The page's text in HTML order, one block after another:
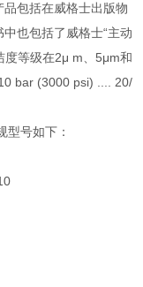
包括在威格士出版物
也包括了威格士“主动
度等级在2μ m、5μm和
bar (3000 psi) .... 20/
型号如下：